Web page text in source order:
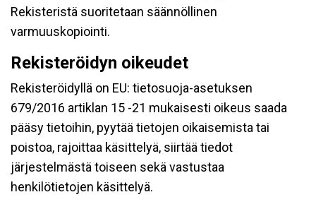
Rekisteristä suoritetaan säännöllinen
varmuuskopiointi.
Rekisteröidyn oikeudet
Rekisteröidyllä on EU: tietosuoja-asetuksen
679/2016 artiklan 15 -21 mukaisesti oikeus saada
pääsy tietoihin, pyytää tietojen oikaisemista tai
poistoa, rajoittaa käsittelyä, siirtää tiedot
järjestelmästä toiseen sekä vastustaa
henkilötietojen käsittelyä.